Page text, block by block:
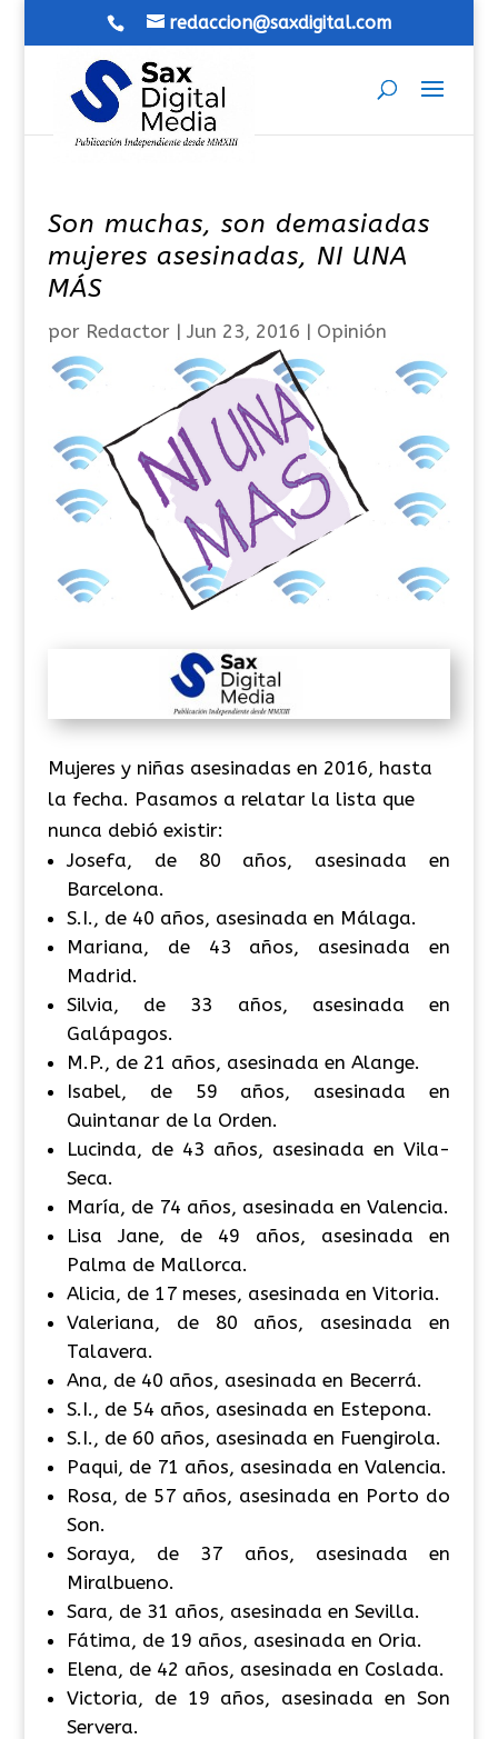
redaccion@saxdigital.com
Son muchas, son demasiadas
mujeres asesinadas, NI UNA
MÁS
por Redactor| Jun 23, 2016 | Opinión
Mujeres y niñas asesinadas en 2016, hasta
la fecha. Pasamos a relatar la lista que
nunca debió existir:
Josefa, de 80 años, asesinada en
Barcelona.
S.I., de 40 años, asesinada en Málaga.
Mariana, de 43 años, asesinada en
Madrid.
Silvia, de 33 años, asesinada en
Galápagos.
M.P., de 21 años, asesinada en Alange.
Isabel, de 59 años, asesinada en
Quintanar de la Orden.
Lucinda, de 43 años, asesinada en Vila-
Seca.
María, de 74 años, asesinada en Valencia.
Lisa Jane, de 49 años, asesinada en
Palma de Mallorca.
Alicia, de 17 meses, asesinada en Vitoria.
Valeriana, de 80 años, asesinada en
Talavera.
Ana, de 40 años, asesinada en Becerrá.
S.I., de 54 años, asesinada en Estepona.
S.I., de 60 años, asesinada en Fuengirola.
Paqui, de 71 años, asesinada en Valencia.
Rosa, de 57 años, asesinada en Porto do
Son.
Soraya, de 37 años, asesinada en
Miralbueno.
Sara, de 31 años, asesinada en Sevilla.
Fátima, de 19 años, asesinada en Oria.
Elena, de 42 años, asesinada en Coslada.
Victoria, de 19 años, asesinada en Son
Servera.